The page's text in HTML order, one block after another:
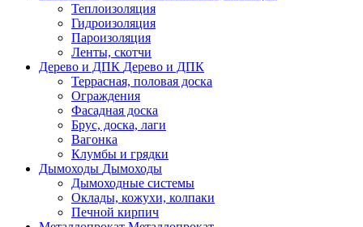
Теплоизоляция
Гидроизоляция
Пароизоляция
Ленты, скотчи
Дерево и ДПК Дерево и ДПК
Террасная, половая доска
Ограждения
Фасадная доска
Брус, доска, лаги
Вагонка
Клумбы и грядки
Дымоходы Дымоходы
Дымоходные системы
Оклады, кожухи, колпаки
Печной кирпич